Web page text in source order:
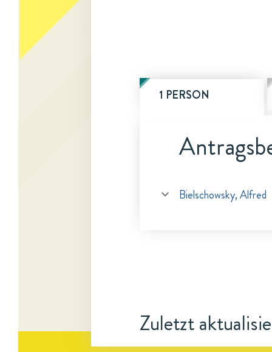
1 PERSON
Bielschowsky, Alfred
Zuletzt